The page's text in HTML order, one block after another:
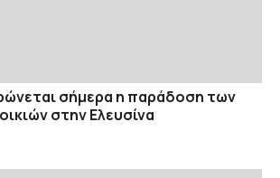
σήμερα η παράδοση των
στην Ελευσίνα